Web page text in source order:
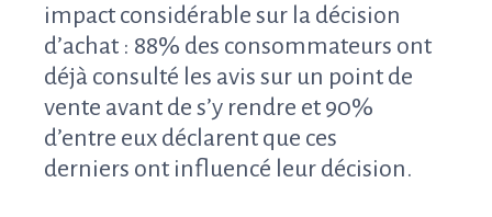
impact considérable sur la décision
d’achat : 88% des consommateurs ont
déjà consulté les avis sur un point de
vente avant de s’y rendre et 90%
d’entre eux déclarent que ces
derniers ont influencé leur décision.